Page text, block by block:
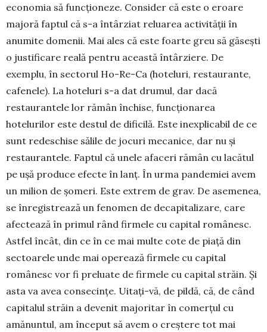
economia să funcționeze. Consider că este o eroare
majoră faptul că s-a întârziat reluarea activității în
anumite domenii. Mai ales că este foarte greu să găsești
o justificare reală pentru aceas­tă întârziere. De
exemplu, în sectorul Ho-Re-Ca (hoteluri, restaurante,
cafenele). La hoteluri s-a dat drumul, dar dacă
restaurantele lor rămân în­chise, funcționarea
hotelurilor este destul de difi­cilă. Este inexplicabil de ce
sunt redeschise sălile de jocuri mecanice, dar nu și
restaurantele. Faptul că unele afaceri rămân cu lacătul
pe ușă produce efecte în lanț. În urma pandemiei avem
un milion de șomeri. Este extrem de grav. De asemenea,
se înregistrează un fenomen de decapitalizare, care
afectează în primul rând firmele cu capital româ­nesc.
Astfel încât, din ce în ce mai multe cote de piață din
sectoarele unde mai operează firmele cu capital
românesc vor fi preluate de firmele cu ca­pital străin. Și
asta va avea consecințe. Uitați-vă, de pildă, că, de când
capitalul străin a devenit ma­jo­ritar în comerțul cu
amănuntul, am început să avem o creștere tot mai